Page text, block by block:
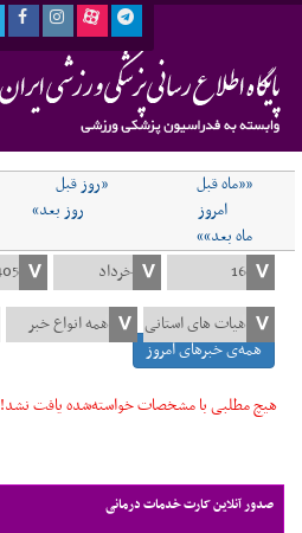
««ماه قبل
«روز قبل
امروز
روز بعد»
ماه بعد»»
همه‌ی خبرهای امروز
هیچ مطلبی با مشخصات خواسته‌شده یافت نشد!
صدور آنلاین کارت خدمات درمانی